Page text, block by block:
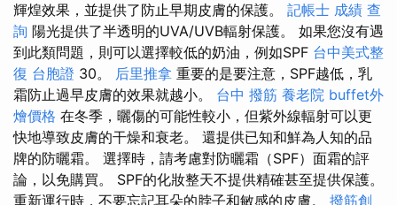
輝煌效果，並提供了防止早期皮膚的保護。 記帳士 成績 查
詢 陽光提供了半透明的UVA/UVB輻射保護。 如果您沒有遇
到此類問題，則可以選擇較低的奶油，例如SPF 台中美式整
復 台胞證 30。 后里推拿 重要的是要注意，SPF越低，乳
霜防止過早皮膚的效果就越小。 台中 撥筋 養老院 buffet外
燴價格 在冬季，曬傷的可能性較小，但紫外線輻射可以更
快地導致皮膚的干燥和衰老。 還提供已知和鮮為人知的品
牌的防曬霜。 選擇時，請考慮對防曬霜（SPF）面霜的評
論，以免購買。 SPF的化妝整天不提供精確甚至提供保護。
重新運行時，不要忘記耳朵的脖子和敏感的皮膚。 撥筋創